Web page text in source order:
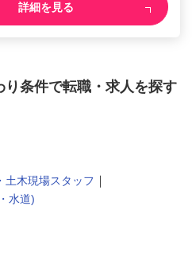
詳細を見る
条件で転職・求人を探す
土木現場スタッフ ｜
水道)